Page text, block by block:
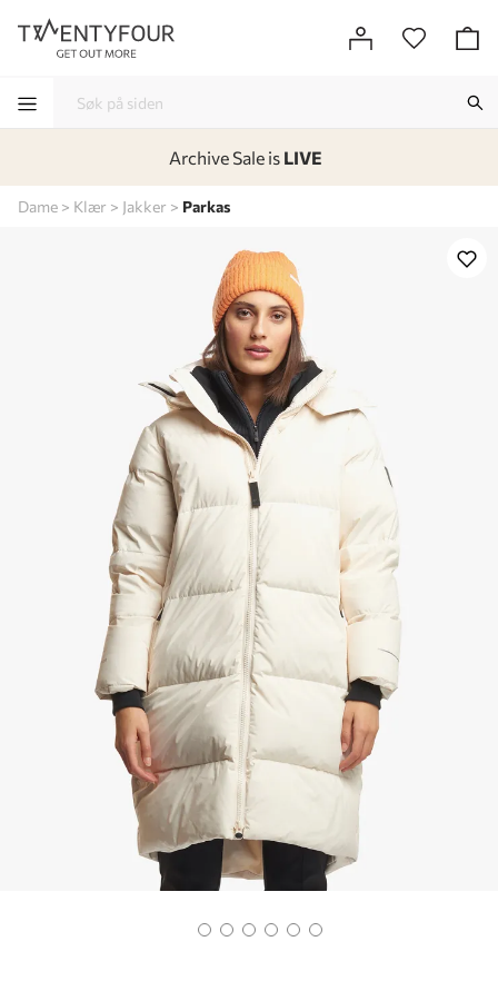
Dame Klær Jakker Parkas
Archive Sale is LIVE
-
-
-
-